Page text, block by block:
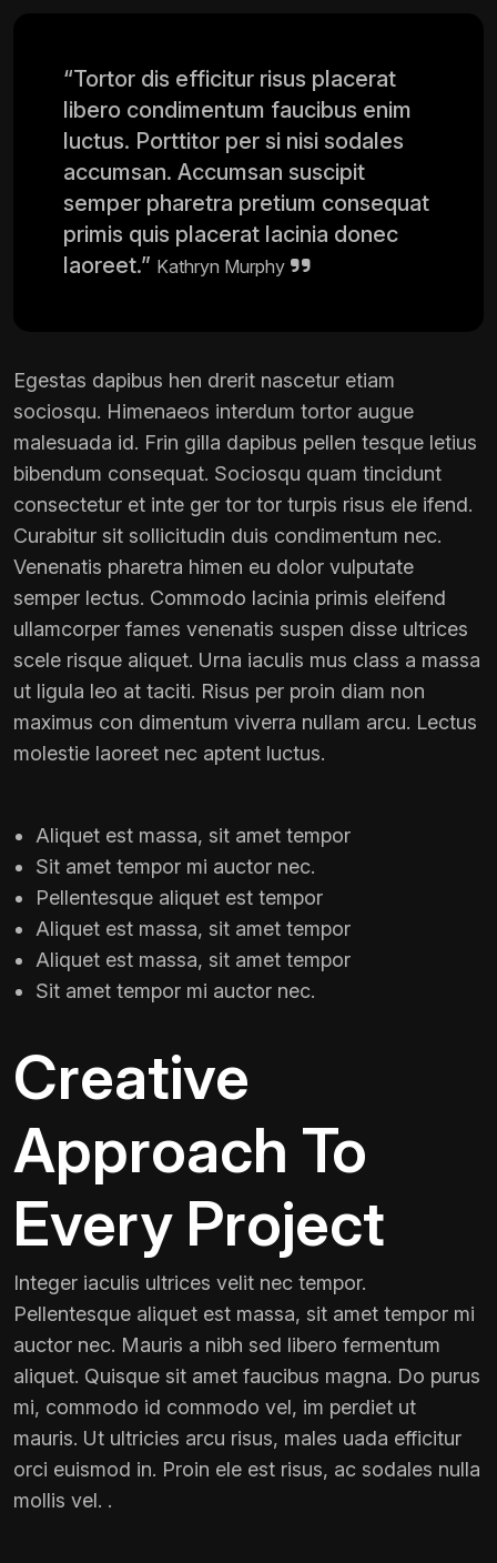
“Tortor dis efficitur risus placerat
libero condimentum faucibus enim
luctus. Porttitor per si nisi sodales
accumsan. Accumsan suscipit
semper pharetra pretium consequat
primis quis placerat lacinia donec
laoreet.” Kathryn Murphy
Egestas dapibus hen drerit nascetur etiam
sociosqu. Himenaeos interdum tortor augue
malesuada id. Frin gilla dapibus pellen tesque letius
bibendum consequat. Sociosqu quam tincidunt
consectetur et inte ger tor tor turpis risus ele ifend.
Curabitur sit sollicitudin duis condimentum nec.
Venenatis pharetra himen eu dolor vulputate
semper lectus. Commodo lacinia primis eleifend
ullamcorper fames venenatis suspen disse ultrices
scele risque aliquet. Urna iaculis mus class a massa
ut ligula leo at taciti. Risus per proin diam non
maximus con dimentum viverra nullam arcu. Lectus
molestie laoreet nec aptent luctus.
Aliquet est massa, sit amet tempor
Sit amet tempor mi auctor nec.
Pellentesque aliquet est tempor
Aliquet est massa, sit amet tempor
Aliquet est massa, sit amet tempor
Sit amet tempor mi auctor nec.
Creative
Approach To
Every Project
Integer iaculis ultrices velit nec tempor.
Pellentesque aliquet est massa, sit amet tempor mi
auctor nec. Mauris a nibh sed libero fermentum
aliquet. Quisque sit amet faucibus magna. Do purus
mi, commodo id commodo vel, im perdiet ut
mauris. Ut ultricies arcu risus, males uada efficitur
orci euismod in. Proin ele est risus, ac sodales nulla
mollis vel. .